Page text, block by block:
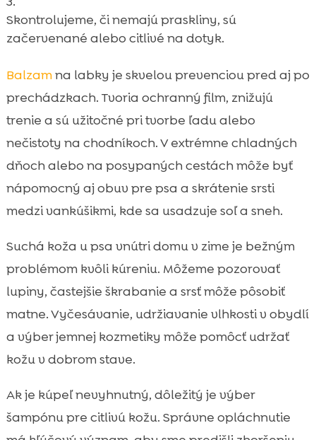
Skontrolujeme, či nemajú praskliny, sú
začervenané alebo citlivé na dotyk.
Balzamna labky je skvelou prevenciou pred aj po
prechádzkach. Tvoria ochranný film, znižujú
trenie a sú užitočné pri tvorbe ľadu alebo
nečistoty na chodníkoch. V extrémne chladných
dňoch alebo na posypaných cestách môže byť
nápomocný aj obuv pre psa a skrátenie srsti
medzi vankúšikmi, kde sa usadzuje soľ a sneh.
Suchá koža u psa vnútri domu v zime je bežným
problémom kvôli kúreniu. Môžeme pozorovať
lupiny, častejšie škrabanie a srsť môže pôsobiť
matne. Vyčesávanie, udržiavanie vlhkosti v obydlí
a výber jemnej kozmetiky môže pomôcť udržať
kožu v dobrom stave.
Ak je kúpeľ nevyhnutný, dôležitý je výber
šampónu pre citlivú kožu. Správne opláchnutie